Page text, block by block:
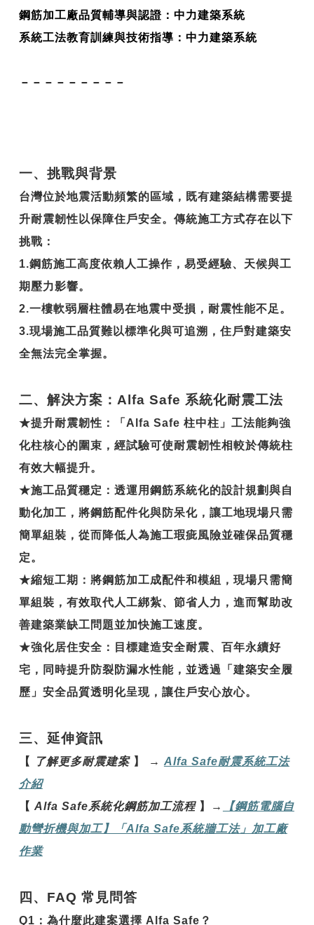
鋼筋加工廠品質輔導與認證：中力建築系統
系統工法教育訓練與技術指導：中力建築系統
－－－－－－－－－
一、挑戰與背景
台灣位於地震活動頻繁的區域，既有建築結構需要提
升耐震韌性以保障住戶安全。傳統施工方式存在以下
挑戰：
1.鋼筋施工高度依賴人工操作，易受經驗、天候與工
期壓力影響。
2.一樓軟弱層柱體易在地震中受損，耐震性能不足。
3.現場施工品質難以標準化與可追溯，住戶對建築安
全無法完全掌握。
二、解決方案：Alfa Safe 系統化耐震工法
★提升耐震韌性 ：「Alfa Safe 柱中柱」工法能夠強
化柱核心的圍束，經試驗可使耐震韌性相較於傳統柱
有效大幅提升。
★施工品質穩定 ：透運用鋼筋系統化的設計規劃與自
動化加工，將鋼筋配件化與防呆化，讓工地現場只需
簡單組裝，從而降低人為施工瑕疵風險並確保品質穩
定。
★縮短工期 ：將鋼筋加工成配件和模組，現場只需簡
單組裝，有效取代人工綁紮、節省人力，進而幫助改
善建築業缺工問題並加快施工速度。
★強化居住安全 ：目標建造安全耐震、百年永續好
宅，同時提升防裂防漏水性能，並透過「建築安全履
歷」安全品質透明化呈現，讓住戶安心放心。
三、延伸資訊
【 了解更多耐震建案 】 → Alfa Safe耐震系統工法
介紹
【 Alfa Safe系統化鋼筋加工流程 】 → 【鋼筋電腦自
動彎折機與加工】「Alfa Safe系統牆工法」加工廠
作業
四、FAQ 常見問答
Q1 ： 為什麼此建案選擇 Alfa Safe？